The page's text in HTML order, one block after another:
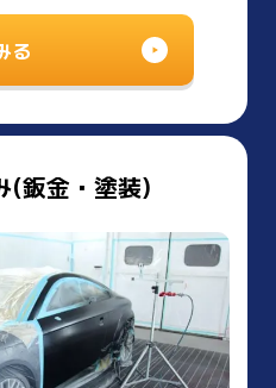
る
(鈑金・塗装)